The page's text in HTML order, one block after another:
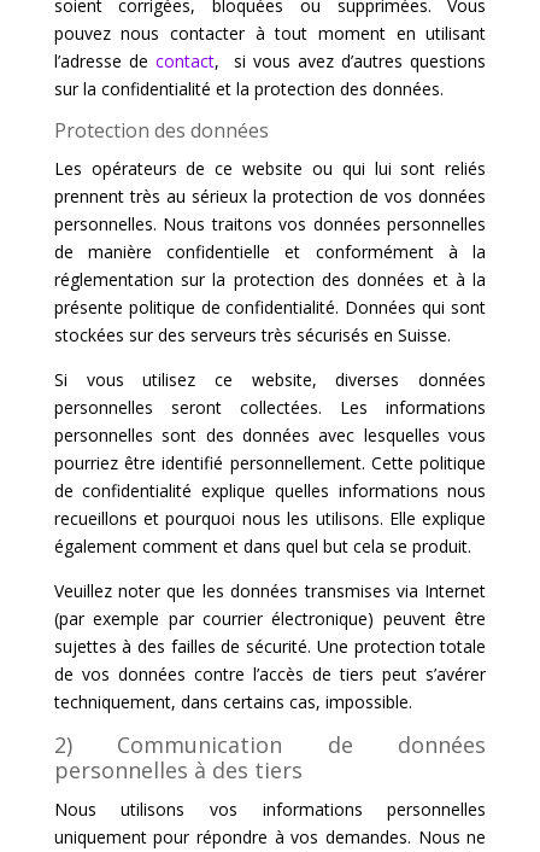
soient corrigées, bloquées ou supprimées. Vous
pouvez nous contacter à tout moment en utilisant
l’adresse de contact, si vous avez d’autres questions
sur la confidentialité et la protection des données.
Protection des données
Les opérateurs de ce website ou qui lui sont reliés
prennent très au sérieux la protection de vos données
personnelles. Nous traitons vos données personnelles
de manière confidentielle et conformément à la
réglementation sur la protection des données et à la
présente politique de confidentialité. Données qui sont
stockées sur des serveurs très sécurisés en Suisse.
Si vous utilisez ce website, diverses données
personnelles seront collectées. Les informations
personnelles sont des données avec lesquelles vous
pourriez être identifié personnellement. Cette politique
de confidentialité explique quelles informations nous
recueillons et pourquoi nous les utilisons. Elle explique
également comment et dans quel but cela se produit.
Veuillez noter que les données transmises via Internet
(par exemple par courrier électronique) peuvent être
sujettes à des failles de sécurité. Une protection totale
de vos données contre l’accès de tiers peut s’avérer
techniquement, dans certains cas, impossible.
2) Communication de données
personnelles à des tiers
Nous utilisons vos informations personnelles
uniquement pour répondre à vos demandes. Nous ne